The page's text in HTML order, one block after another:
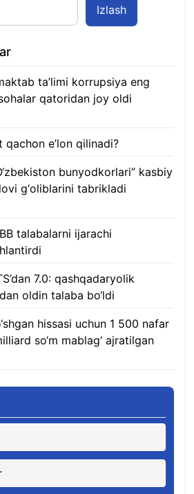
Izlash
ta’limi korrupsiya eng
qatoridan joy oldi
qachon e’lon qilinadi?
bunyodkorlari” kasbiy
g‘oliblarini tabrikladi
talabalarni ijarachi
7.0: qashqadaryolik
oldin talaba bo‘ldi
hissasi uchun 1 500 nafar
so‘m mablag‘ ajratilgan